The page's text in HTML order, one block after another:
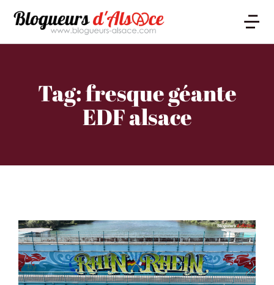
Tag: fresque géante
EDF alsace